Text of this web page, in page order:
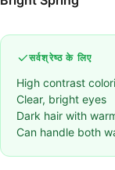
सर्वश्रेष्ठ के लिए
High contrast
Clear, bright eyes
Dark hair with
Can handle both